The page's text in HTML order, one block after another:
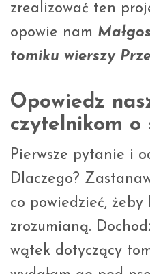
zrealizować ten
opowie nam
tomiku wierszy
Opowiedz
czytelnikom o
Pierwsze pytanie i
Dlaczego?
co powiedzieć, żeby
zrozumianą.
wątek dotyczący